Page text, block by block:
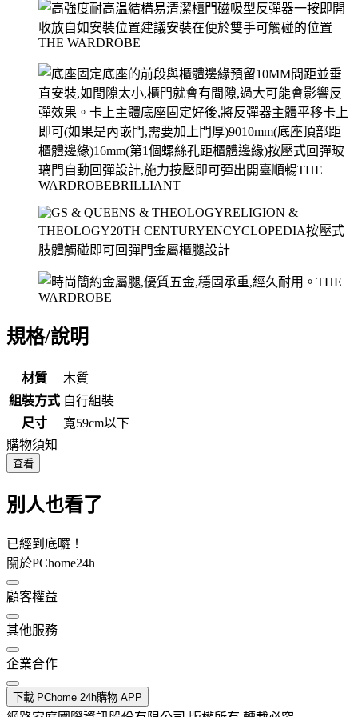
規格/說明
材質
木質
組裝方式 自行組裝
尺寸
寬59cm以下
購物須知
查看
別人也看了
已經到底囉！
關於PChome24h
顧客權益
其他服務
企業合作
下載 PChome 24h購物 APP